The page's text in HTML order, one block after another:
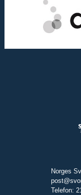
Norges
Telefon: